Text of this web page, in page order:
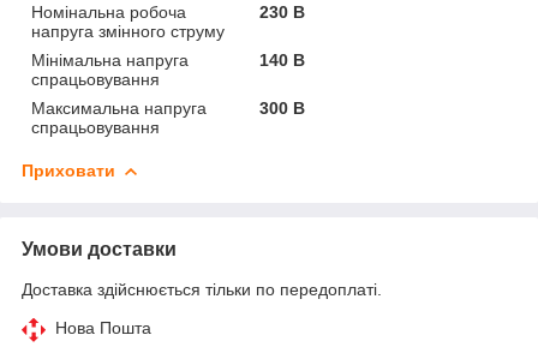
Номінальна робоча
напруга змінного струму
230 В
Мінімальна напруга
спрацьовування
140 В
Максимальна напруга
спрацьовування
300 В
Приховати
Умови доставки
Доставка здійснюється тільки по передоплаті.
Нова Пошта